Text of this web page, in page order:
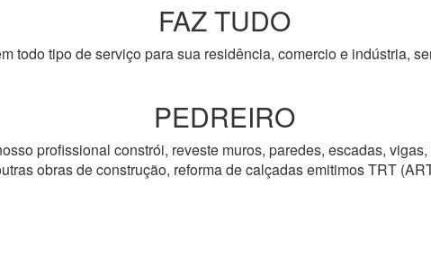
FAZ TUDO
todo tipo de serviço para sua residência, comercio e indústria,
PEDREIRO
profissional constrói, reveste muros, paredes, escadas,
obras de construção, reforma de calçadas emitimos TRT